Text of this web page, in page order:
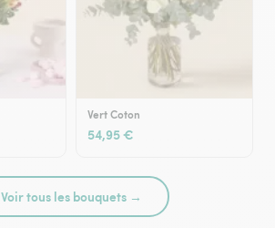
Vert Coton
54,95 €
Voir tous les bouquets →